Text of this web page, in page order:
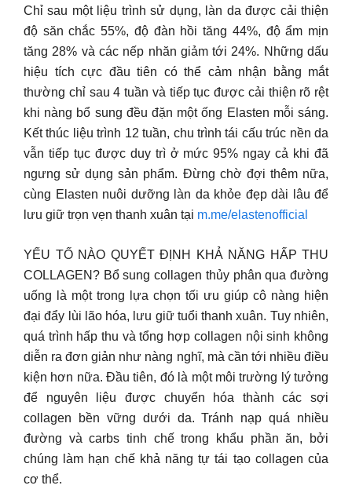
Chỉ sau một liệu trình sử dụng, làn da được cải thiện
độ săn chắc 55%, độ đàn hồi tăng 44%, độ ẩm mịn
tăng 28% và các nếp nhăn giảm tới 24%. Những dấu
hiệu tích cực đầu tiên có thể cảm nhận bằng mắt
thường chỉ sau 4 tuần và tiếp tục được cải thiện rõ rệt
khi nàng bổ sung đều đặn một ống Elasten mỗi sáng.
Kết thúc liệu trình 12 tuần, chu trình tái cấu trúc nền da
vẫn tiếp tục được duy trì ở mức 95% ngay cả khi đã
ngưng sử dụng sản phẩm. Đừng chờ đợi thêm nữa,
cùng Elasten nuôi dưỡng làn da khỏe đẹp dài lâu để
lưu giữ trọn vẹn thanh xuân tại m.me/elastenofficial
YẾU TỐ NÀO QUYẾT ĐỊNH KHẢ NĂNG HẤP THU
COLLAGEN? Bổ sung collagen thủy phân qua đường
uống là một trong lựa chọn tối ưu giúp cô nàng hiện
đại đẩy lùi lão hóa, lưu giữ tuổi thanh xuân. Tuy nhiên,
quá trình hấp thu và tổng hợp collagen nội sinh không
diễn ra đơn giản như nàng nghĩ, mà cần tới nhiều điều
kiện hơn nữa. Đầu tiên, đó là một môi trường lý tưởng
để nguyên liệu được chuyển hóa thành các sợi
collagen bền vững dưới da. Tránh nạp quá nhiều
đường và carbs tinh chế trong khẩu phần ăn, bởi
chúng làm hạn chế khả năng tự tái tạo collagen của
cơ thể.